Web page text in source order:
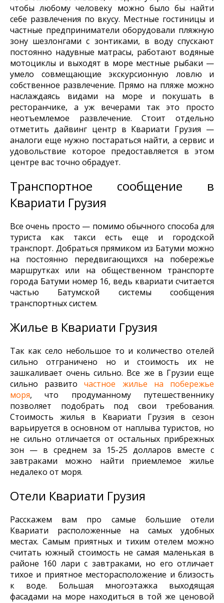
чтобы любому человеку можно было бы найти
себе развлечения по вкусу. Местные гостиницы и
частные предприниматели оборудовали пляжную
зону шезлонгами с зонтиками, в воду спускают
постоянно надувные матрасы, работают водяные
мотоциклы и выходят в море местные рыбаки —
умело совмещающие экскурсионную ловлю и
собственное развлечение. Прямо на пляже можно
наслаждаясь видами на море и покушать в
ресторанчике, а уж вечерами так это просто
неотъемлемое развлечение. Стоит отдельно
отметить дайвинг центр в Квариати Грузия —
аналоги еще нужно постараться найти, а сервис и
удовольствие которое предоставляется в этом
центре вас точно обрадует.
Транспортное сообщение в
Квариати Грузия
Все очень просто — помимо обычного способа для
туриста как такси есть еще и городской
транспорт. Добраться прямиком из Батуми можно
на постоянно передвигающихся на побережье
маршрутках или на общественном транспорте
города Батуми номер 16, ведь квариати считается
частью Батумской системы сообщения
транспортных систем.
Жилье в Квариати Грузия
Так как село небольшое то и количество отелей
сильно отграничено но и стоимость их не
зашкаливает очень сильно. Все же в Грузии еще
сильно развиточастное жилье на побережье
моря, что продуманному путешественнику
позволяет подобрать под свои требования.
Стоимость жилья в Квариати Грузия в сезон
варьируется в основном от наплыва туристов, но
не сильно отличается от остальных прибрежных
зон — в среднем за 15-25 долларов вместе с
завтраками можно найти приемлемое жилье
недалеко от моря.
Отели Квариати Грузия
Расскажем вам про самые большие отели
Квариати расположенные на самых удобных
местах. Самым приятных и тихим отелем можно
считать южный стоимость не самая маленькая в
районе 160 лари с завтраками, но его отличает
тихое и приятное месторасположение и близость
к воде. Большая многоэтажка выходящая
фасадами на море находиться в той же ценовой